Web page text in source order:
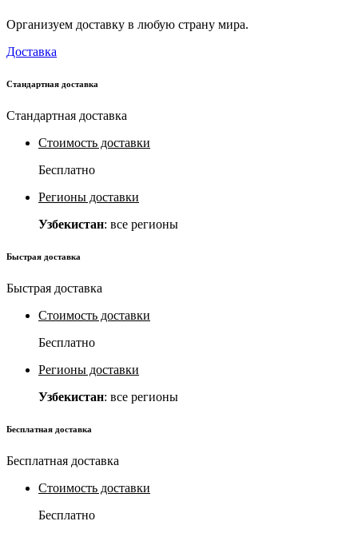
Организуем доставку в любую страну мира.
Доставка
Стандартная доставка
Стандартная доставка
Стоимость доставки
Бесплатно
Регионы доставки
Узбекистан: все регионы
Быстрая доставка
Быстрая доставка
Стоимость доставки
Бесплатно
Регионы доставки
Узбекистан: все регионы
Бесплатная доставка
Бесплатная доставка
Стоимость доставки
Бесплатно